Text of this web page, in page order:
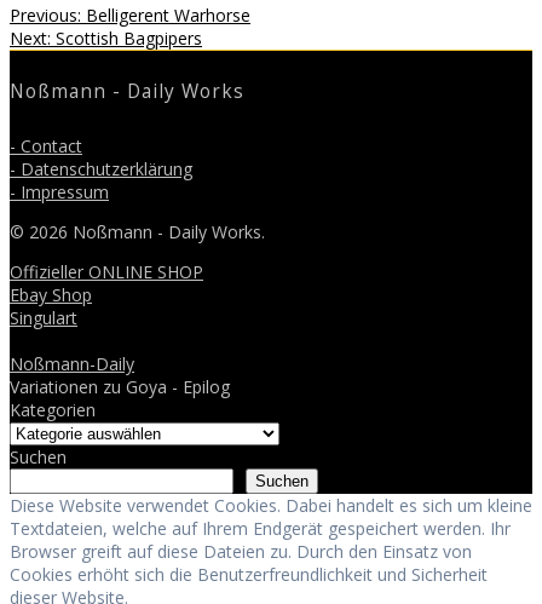
Beitragsnavigation
Previous: Previous
post:
Belligerent Warhorse
Next: Next
Scottish Bagpipers
Noßmann - Daily Works
- Contact
- Datenschutzerklärung
- Impressum
© 2026 Noßmann - Daily Works.
Offizieller ONLINE SHOP
Ebay Shop
Singulart
Noßmann-Daily
Variationen zu Goya - Epilog
Kategorien
Suchen
Suchen
Diese Website verwendet Cookies. Dabei handelt es sich um kleine
Textdateien, welche auf Ihrem Endgerät gespeichert werden. Ihr
Browser greift auf diese Dateien zu. Durch den Einsatz von
Cookies erhöht sich die Benutzerfreundlichkeit und Sicherheit
dieser Website.